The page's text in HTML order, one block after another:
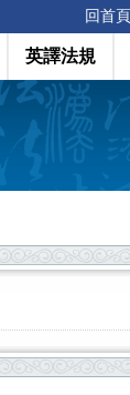
回首頁
英譯法規